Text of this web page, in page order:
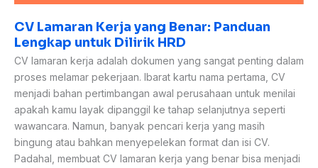
CV Lamaran Kerja yang Benar: Panduan
Lengkap untuk Dilirik HRD
CV lamaran kerja adalah dokumen yang sangat penting dalam
proses melamar pekerjaan. Ibarat kartu nama pertama, CV
menjadi bahan pertimbangan awal perusahaan untuk menilai
apakah kamu layak dipanggil ke tahap selanjutnya seperti
wawancara. Namun, banyak pencari kerja yang masih
bingung atau bahkan menyepelekan format dan isi CV.
Padahal, membuat CV lamaran kerja yang benar bisa menjadi